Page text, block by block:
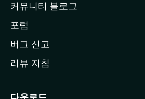
이
동
커뮤니티 블로그
포럼
버그 신고
리뷰 지침